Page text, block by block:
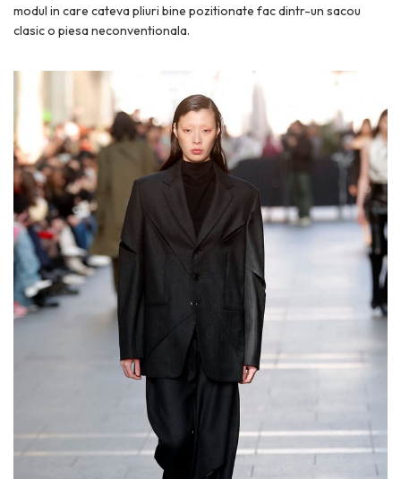
modul in care cateva pliuri bine pozitionate fac dintr-un sacou
clasic o piesa neconventionala.